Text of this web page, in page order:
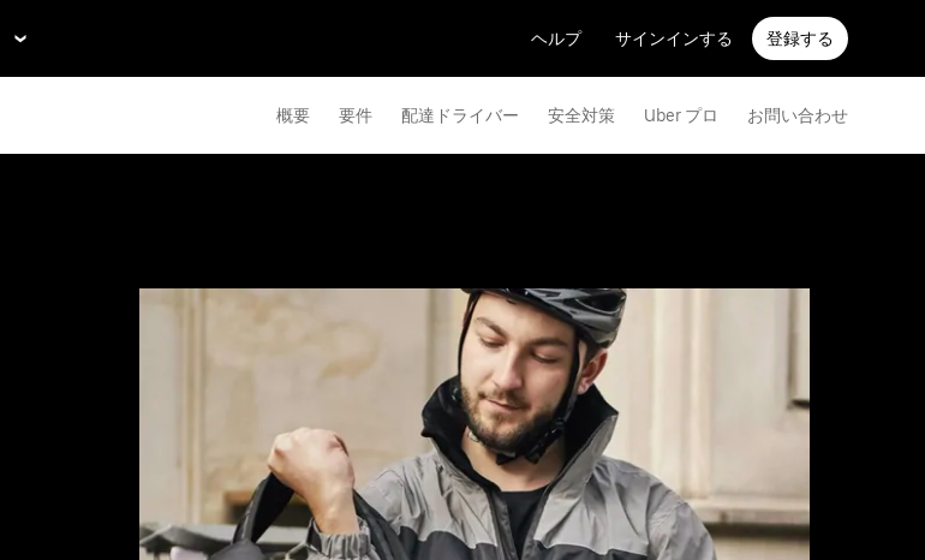
ヘルプ サインインする 登録する
概要 要件 配達ドライバー 安全対策 Uber プロ お問い合わせ